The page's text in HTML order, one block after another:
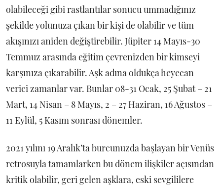
olabileceği gibi rastlantılar sonucu ummadığınız
şekilde yolunuza çıkan bir kişi de olabilir ve tüm
akışınızı aniden değiştirebilir. Jüpiter 14 Mayıs-30
Temmuz arasında eğitim çevrenizden bir kimseyi
karşınıza çıkarabilir. Aşk adına oldukça heyecan
verici zamanlar var. Bunlar 08-31 Ocak, 25 Şubat – 21
Mart, 14 Nisan – 8 Mayıs, 2 – 27 Haziran, 16 Ağustos –
11 Eylül, 5 Kasım sonrası dönemler.
2021 yılını 19 Aralık’ta burcunuzda başlayan bir Venüs
retrosuyla tamamlarken bu dönem ilişkiler açısından
kritik olabilir, geri gelen aşklara, eski sevgililere